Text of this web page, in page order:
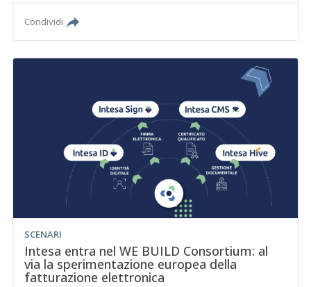
Condividi
SCENARI
Intesa entra nel WE BUILD Consortium: al
via la sperimentazione europea della
fatturazione elettronica